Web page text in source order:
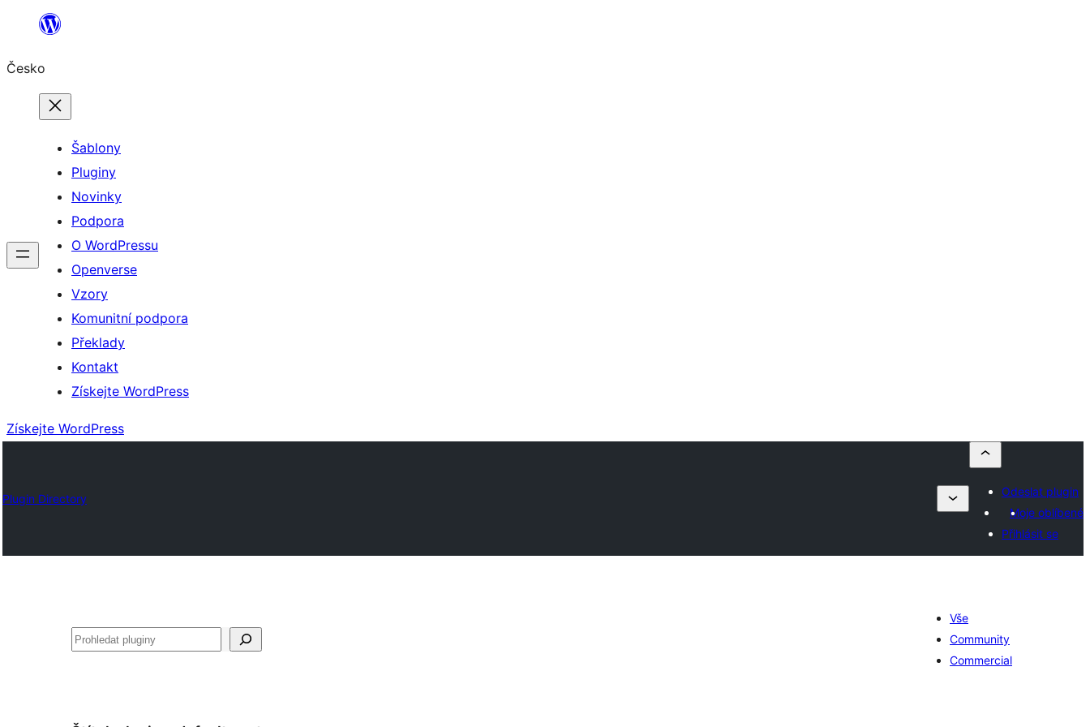
Přeskočit
obsah
Česko
Šablony
Pluginy
Novinky
Podpora
O WordPressu
Openverse
Vzory
Komunitní podpora
Překlady
Kontakt
Získejte WordPress
Získejte WordPress
Plugin Directory
Odeslat plugin
Moje oblíbené
Přihlásit se
Hledat
Vše
Community
Commercial